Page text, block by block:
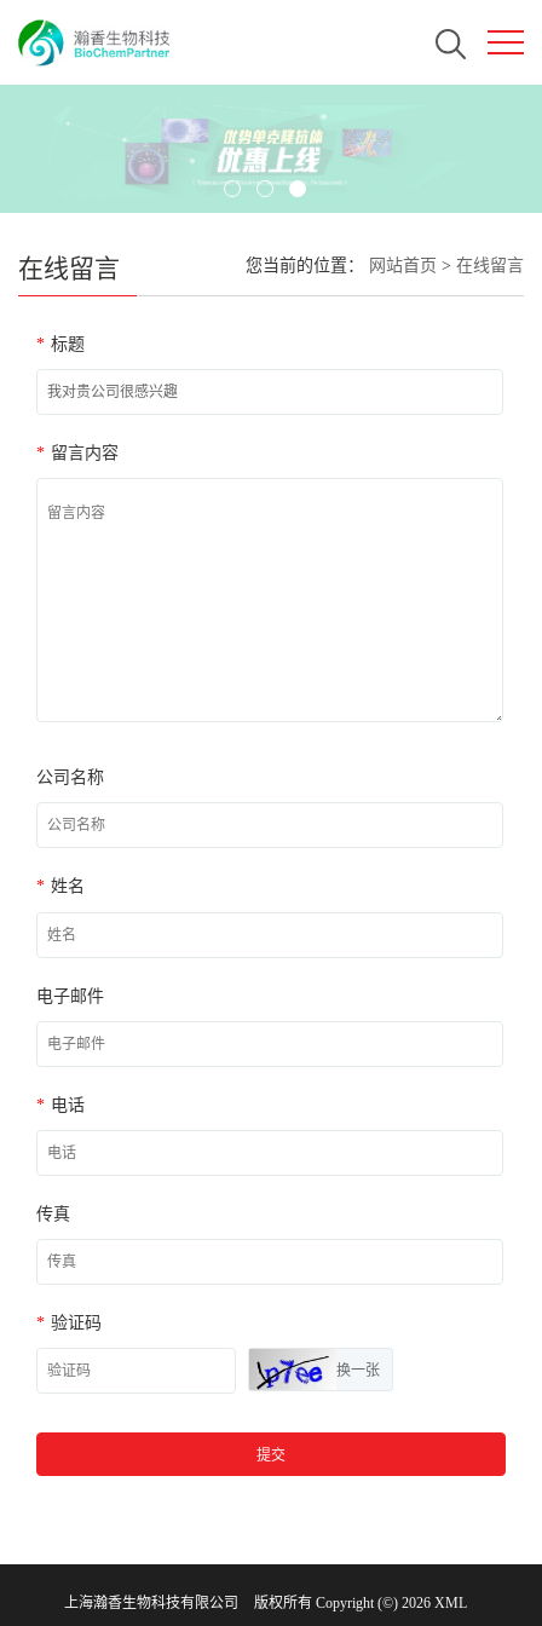
在线留言 您当前的位置： 网站首页 > 在线留言
* 标题
* 留言内容
公司名称
* 姓名
电子邮件
* 电话
传真
* 验证码
换一张
提交
上海瀚香生物科技有限公司 版权所有 Copyright (©) 2026 XML